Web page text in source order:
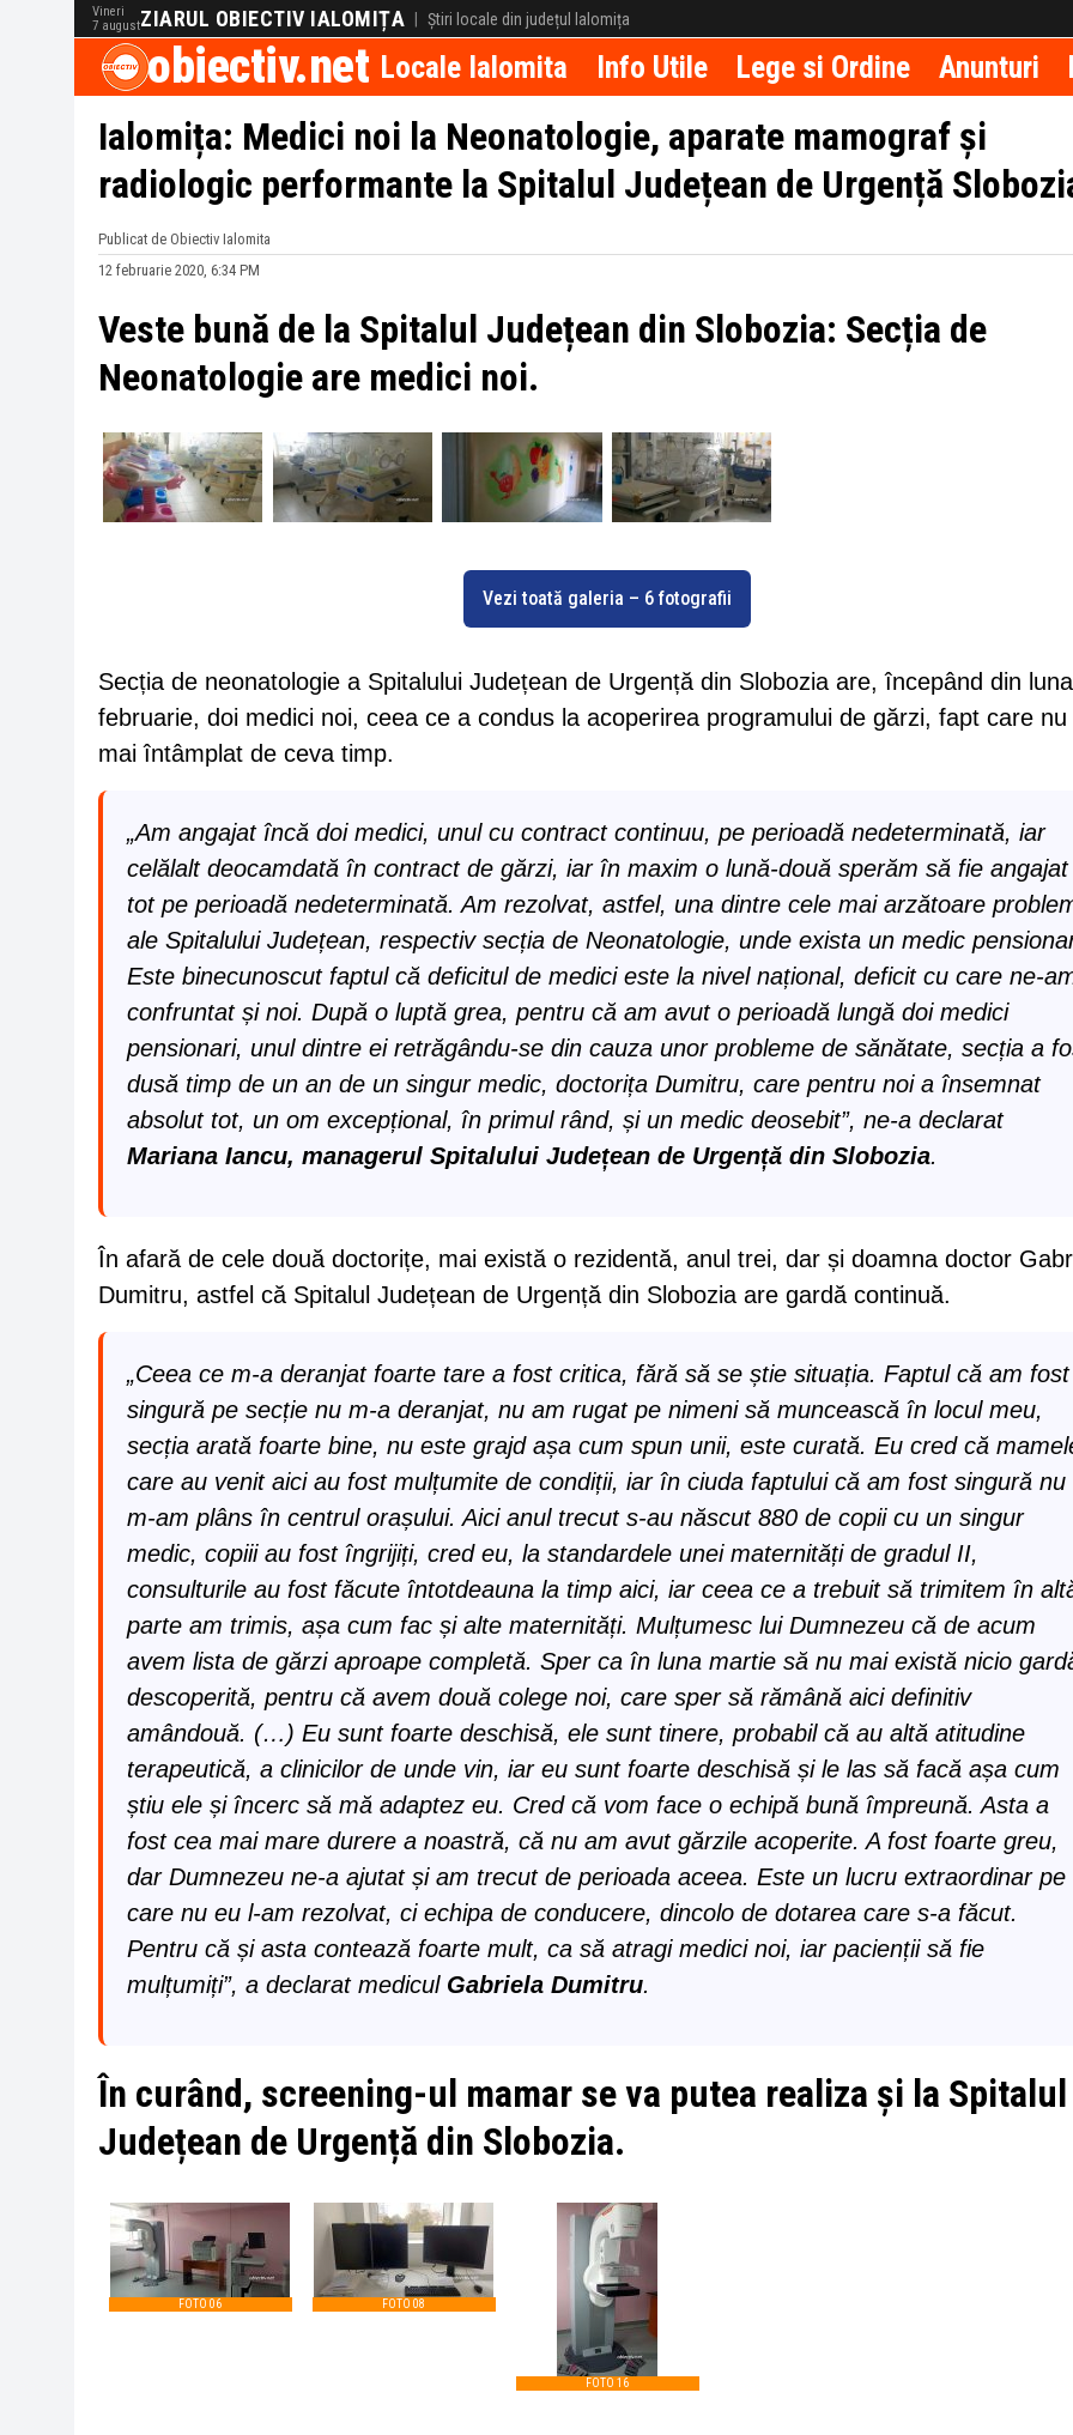
Vineri
7 augustZIARUL OBIECTIV IALOMIȚA | Știri locale din județul Ialomița
obiectiv.net Locale Ialomita Info Utile Lege si Ordine Anunturi
Ialomița: Medici noi la Neonatologie, aparate mamograf și
radiologic performante la Spitalul Județean de Urgență
Publicat de Obiectiv Ialomita
12 februarie 2020, 6:34 PM
Veste bună de la Spitalul Județean din Slobozia: Secția de
Neonatologie are medici noi.
Vezi toată galeria – 6 fotografii
Secția de neonatologie a Spitalului Județean de Urgență din Slobozia are, începând din luna
februarie, doi medici noi, ceea ce a condus la acoperirea programului de gărzi, fapt care nu
mai întâmplat de ceva timp.
„Am angajat încă doi medici, unul cu contract continuu, pe perioadă nedeterminată, iar
celălalt deocamdată în contract de gărzi, iar în maxim o lună-două sperăm să fie angajat
tot pe perioadă nedeterminată. Am rezolvat, astfel, una dintre cele mai arzătoare
ale Spitalului Județean, respectiv secția de Neonatologie, unde exista un medic
Este binecunoscut faptul că deficitul de medici este la nivel național, deficit cu care ne-
confruntat și noi. După o luptă grea, pentru că am avut o perioadă lungă doi medici
pensionari, unul dintre ei retrăgându-se din cauza unor probleme de sănătate, secția a
dusă timp de un an de un singur medic, doctorița Dumitru, care pentru noi a însemnat
absolut tot, un om excepțional, în primul rând, și un medic deosebit”, ne-a declarat
Mariana Iancu, managerul Spitalului Județean de Urgență din Slobozia.
În afară de cele două doctorițe, mai există o rezidentă, anul trei, dar și doamna doctor
Dumitru, astfel că Spitalul Județean de Urgență din Slobozia are gardă continuă.
„Ceea ce m-a deranjat foarte tare a fost critica, fără să se știe situația. Faptul că am fost
singură pe secție nu m-a deranjat, nu am rugat pe nimeni să muncească în locul meu,
secția arată foarte bine, nu este grajd așa cum spun unii, este curată. Eu cred că
care au venit aici au fost mulțumite de condiții, iar în ciuda faptului că am fost singură nu
m-am plâns în centrul orașului. Aici anul trecut s-au născut 880 de copii cu un singur
medic, copiii au fost îngrijiți, cred eu, la standardele unei maternități de gradul II,
consulturile au fost făcute întotdeauna la timp aici, iar ceea ce a trebuit să trimitem în
parte am trimis, așa cum fac și alte maternități. Mulțumesc lui Dumnezeu că de acum
avem lista de gărzi aproape completă. Sper ca în luna martie să nu mai există nicio
descoperită, pentru că avem două colege noi, care sper să rămână aici definitiv
amândouă. (…) Eu sunt foarte deschisă, ele sunt tinere, probabil că au altă atitudine
terapeutică, a clinicilor de unde vin, iar eu sunt foarte deschisă și le las să facă așa cum
știu ele și încerc să mă adaptez eu. Cred că vom face o echipă bună împreună. Asta a
fost cea mai mare durere a noastră, că nu am avut gărzile acoperite. A fost foarte greu,
dar Dumnezeu ne-a ajutat și am trecut de perioada aceea. Este un lucru extraordinar pe
care nu eu l-am rezolvat, ci echipa de conducere, dincolo de dotarea care s-a făcut.
Pentru că și asta contează foarte mult, ca să atragi medici noi, iar pacienții să fie
mulțumiți”, a declarat medicul Gabriela Dumitru.
În curând, screening-ul mamar se va putea realiza și la Spitalul
Județean de Urgență din Slobozia.
FOTO 06 FOTO 08
FOTO 16